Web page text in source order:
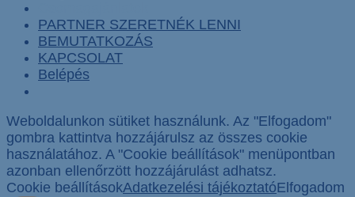
PARTNER SZERETNÉK LENNI
BEMUTATKOZÁS
KAPCSOLAT
Belépés
Weboldalunkon sütiket használunk. Az "Elfogadom"
gombra kattintva hozzájárulsz az összes cookie
használatához. A "Cookie beállítások" menüpontban
azonban ellenőrzött hozzájárulást adhatsz.
Cookie beállításokAdatkezelési tájékoztatóElfogadom